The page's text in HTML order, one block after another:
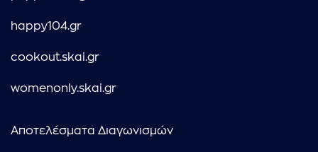
happy104.gr
cookout.skai.gr
womenonly.skai.gr
Αποτελέσματα Διαγωνισμών